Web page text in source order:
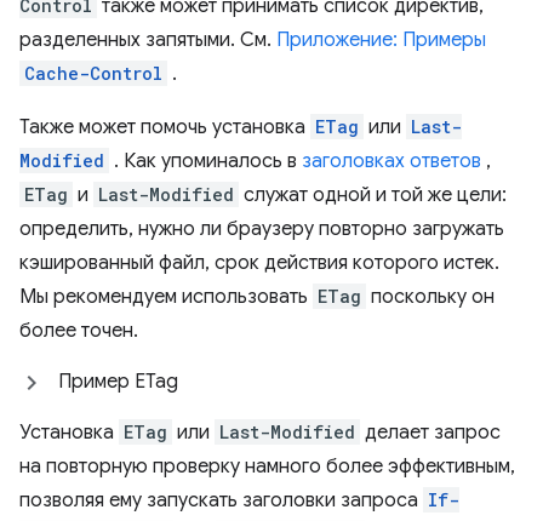
Control также может принимать список директив,
разделенных запятыми. См. Приложение: Примеры
Cache-Control .
Также может помочь установка ETag или Last-
Modified . Как упоминалось в заголовках ответов ,
ETag и Last-Modified служат одной и той же цели:
определить, нужно ли браузеру повторно загружать
кэшированный файл, срок действия которого истек.
Мы рекомендуем использовать ETag поскольку он
более точен.
Пример ETag
Установка ETag или Last-Modified делает запрос
на повторную проверку намного более эффективным,
позволяя ему запускать заголовки запроса If-